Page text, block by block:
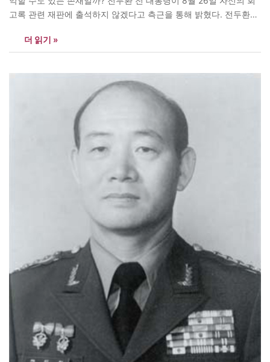
고록 관련 재판에 출석하지 않겠다고 측근을 통해 밝혔다. 전두환씨
츠하이머를 앓고 있어 27일로 예정된 재판에 나가기 어렵다고 한 것
으로 알려졌다. 전씨는 자신의 회고록에서 5.18 광주민주화운동 당
더 읽기 »